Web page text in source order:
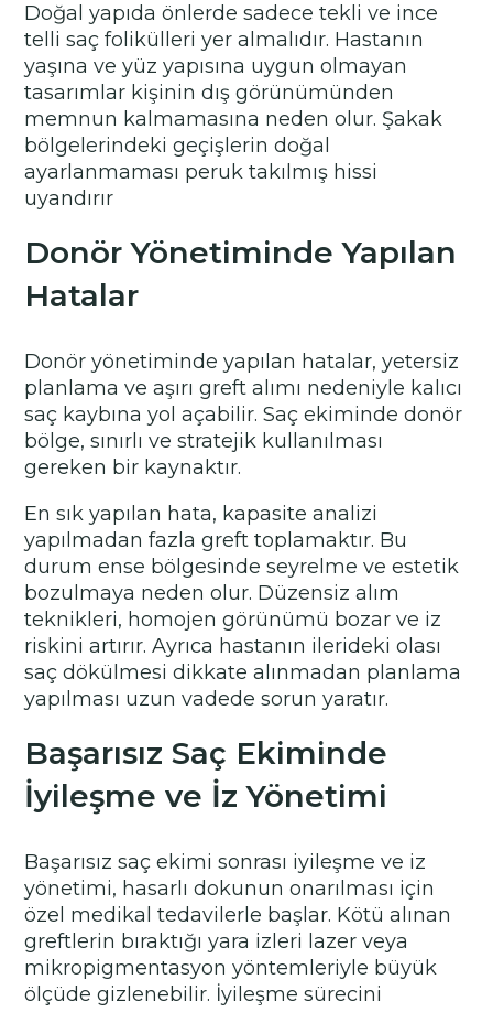
Doğal yapıda önlerde sadece tekli ve ince
telli saç folikülleri yer almalıdır. Hastanın
yaşına ve yüz yapısına uygun olmayan
tasarımlar kişinin dış görünümünden
memnun kalmamasına neden olur. Şakak
bölgelerindeki geçişlerin doğal
ayarlanmaması peruk takılmış hissi
uyandırır
Donör Yönetiminde Yapılan
Hatalar
Donör yönetiminde yapılan hatalar, yetersiz
planlama ve aşırı greft alımı nedeniyle kalıcı
saç kaybına yol açabilir. Saç ekiminde donör
bölge, sınırlı ve stratejik kullanılması
gereken bir kaynaktır.
En sık yapılan hata, kapasite analizi
yapılmadan fazla greft toplamaktır. Bu
durum ense bölgesinde seyrelme ve estetik
bozulmaya neden olur. Düzensiz alım
teknikleri, homojen görünümü bozar ve iz
riskini artırır. Ayrıca hastanın ilerideki olası
saç dökülmesi dikkate alınmadan planlama
yapılması uzun vadede sorun yaratır.
Başarısız Saç Ekiminde
İyileşme ve İz Yönetimi
Başarısız saç ekimi sonrası iyileşme ve iz
yönetimi, hasarlı dokunun onarılması için
özel medikal tedavilerle başlar. Kötü alınan
greftlerin bıraktığı yara izleri lazer veya
mikropigmentasyon yöntemleriyle büyük
ölçüde gizlenebilir. İyileşme sürecini